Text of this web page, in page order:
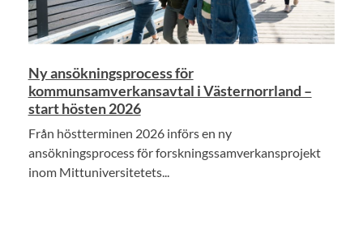
Ny ansökningsprocess för
kommunsamverkansavtal i Västernorrland –
start hösten 2026
Från höstterminen 2026 införs en ny
ansökningsprocess för forskningssamverkansprojekt
inom Mittuniversitetets...